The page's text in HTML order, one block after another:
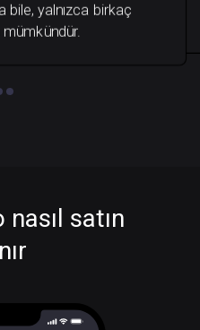
bile, yalnızca birkaç
satın